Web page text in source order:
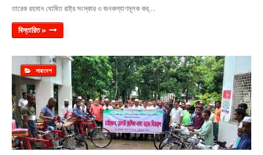
তারেক রহমান ঘোষিত রাষ্ট্র সংস্কার ও জনকল্যাণমূলক কর্…
বিস্তারিত »
সারাদেশ